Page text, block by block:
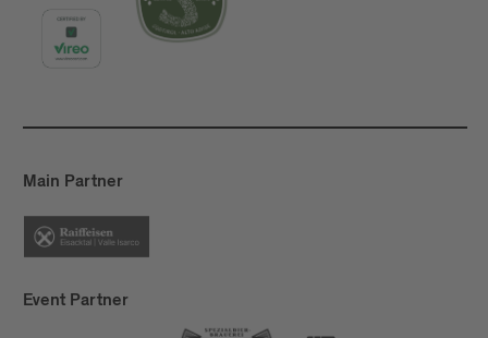
Main Partner
Event Partner